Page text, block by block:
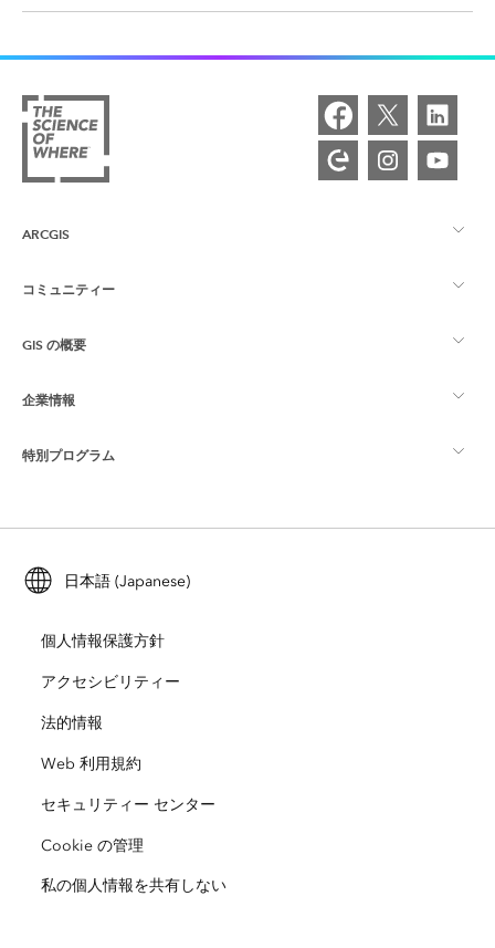
ARCGIS
ArcGIS の概要
マッピング
Esri ストア
コミュニティー
Esri Community
ArcGIS ブログ
Esri Young Professionals Network
GIS の概要
GIS とは
ロケーション インテリジェンス
トレーニング
ArcUser
ArcNews
ArcWatch
Esri ビデオ
企業情報
Esri について
採用情報
オープンビジョン
企業行動規範
サイトマップ
特別プログラム
ArcGIS for Student Use
自然保護
教育機関
人種的平等
日本語 (Japanese)
個人情報保護方針
アクセシビリティー
法的情報
Web 利用規約
セキュリティー センター
Cookie の管理
私の個人情報を共有しない